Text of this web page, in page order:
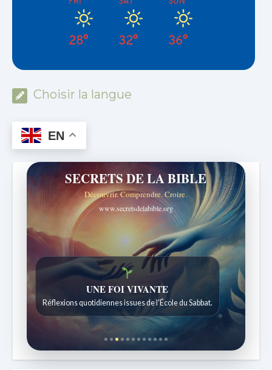
28° 32° 36°
Choisir la langue
EN
SECRETS DE LA BIBLE
Découvrir. Comprendre. Croire.
www.secretsdelabible.org
Histoires bibliques étonnantes
Histoires pour les enfants de 7 à 12 ans.